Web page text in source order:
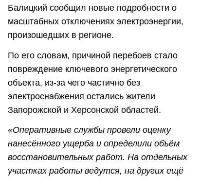
Балицкий сообщил новые подробности о
масштабных отключениях электроэнергии,
произошедших в регионе.
По его словам, причиной перебоев стало
повреждение ключевого энергетического
объекта, из-за чего частично без
электроснабжения остались жители
Запорожской и Херсонской областей.
«Оперативные службы провели оценку
нанесённого ущерба и определили объём
восстановительных работ. На отдельных
участках работы ведутся, на других ещё